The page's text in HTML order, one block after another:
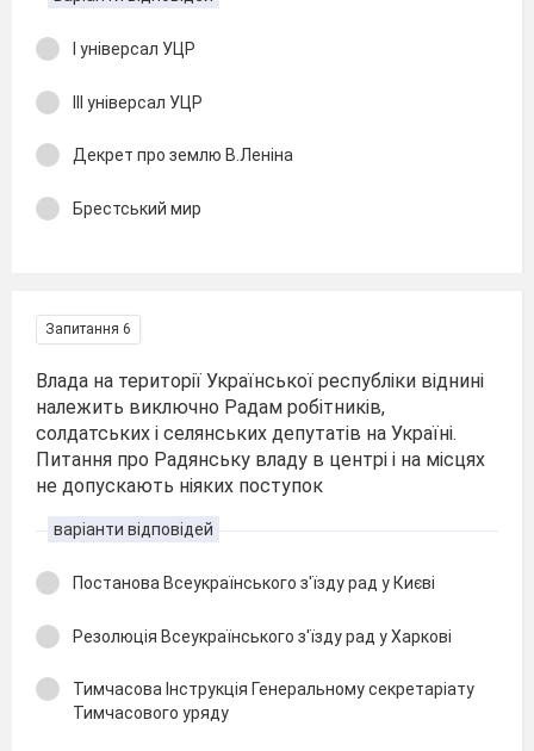
І універсал УЦР
ІІІ універсал УЦР
Декрет про землю В.Леніна
Брестський мир
Запитання 6
Влада на території Української республіки віднині
належить виключно Радам робітників,
солдатських і селянських депутатів на Україні.
Питання про Радянську владу в центрі і на місцях
не допускають ніяких поступок
варіанти відповідей
Постанова Всеукраїнського з'їзду рад у Києві
Резолюція Всеукраїнського з'їзду рад у Харкові
Тимчасова Інструкція Генеральному секретаріату
Тимчасового уряду